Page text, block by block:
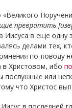
превратить
Иисуса в еще одну
делами тех,
по-поводу
в Христовом, ибо
послушные или
что Христос